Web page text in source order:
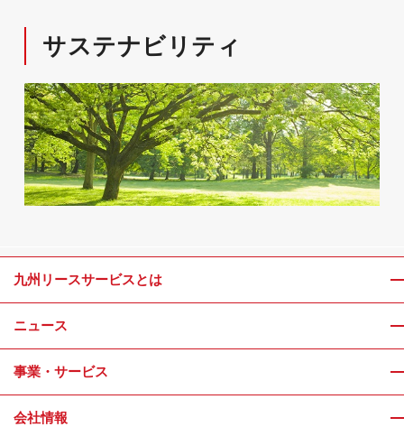
サステナビリティ
九州リースサービスとは
ニュース
事業・サービス
会社情報